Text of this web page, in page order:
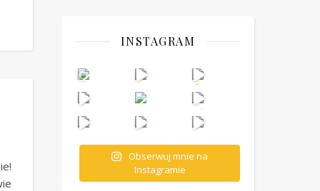
INSTAGRAM
Obserwuj mnie na
Instagramie